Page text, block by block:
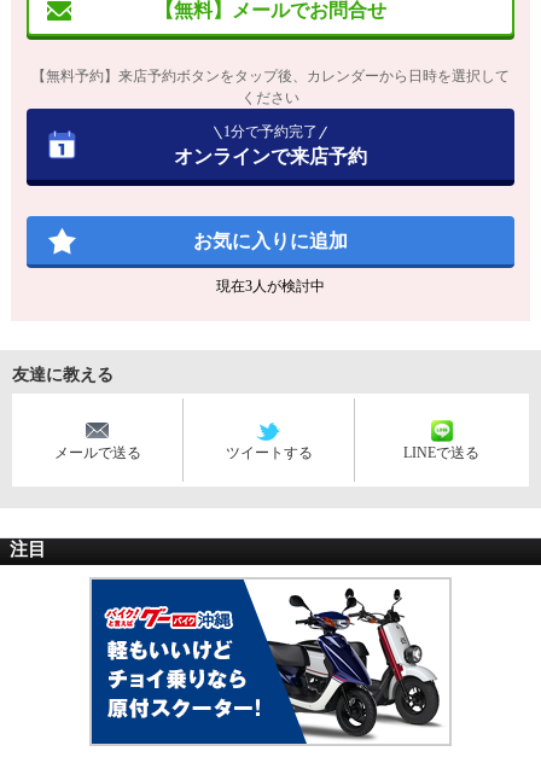
【無料】メールでお問合せ
【無料予約】来店予約ボタンをタップ後、カレンダーから日時を選択して
ください
1分で予約完了
オンラインで来店予約
お気に入りに追加
現在3人が検討中
友達に教える
メールで送る ツイートする LINEで送る
注目